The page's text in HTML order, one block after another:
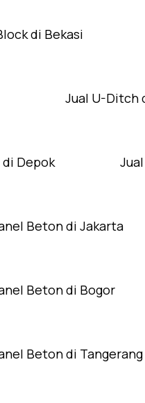
di Bekasi
Jual U-Ditch
Depok
Beton di Jakarta
Beton di Bogor
Beton di Tangerang